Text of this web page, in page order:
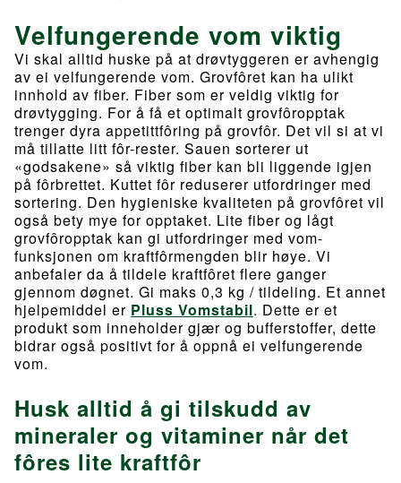
Velfungerende vom viktig
Vi skal alltid huske på at drøvtyggeren er avhengig
av ei velfungerende vom. Grovfôret kan ha ulikt
innhold av fiber. Fiber som er veldig viktig for
drøvtygging. For å få et optimalt grovfôropptak
trenger dyra appetittfôring på grovfôr. Det vil si at vi
må tillatte litt fôr-rester. Sauen sorterer ut
«godsakene» så viktig fiber kan bli liggende igjen
på fôrbrettet. Kuttet fôr reduserer utfordringer med
sortering. Den hygieniske kvaliteten på grovfôret vil
også bety mye for opptaket. Lite fiber og lågt
grovfôropptak kan gi utfordringer med vom-
funksjonen om kraftfôrmengden blir høye. Vi
anbefaler da å tildele kraftfôret flere ganger
gjennom døgnet. Gi maks 0,3 kg / tildeling. Et annet
hjelpemiddel er Pluss Vomstabil. Dette er et
produkt som inneholder gjær og bufferstoffer, dette
bidrar også positivt for å oppnå ei velfungerende
vom.
Husk alltid å gi tilskudd av
mineraler og vitaminer når det
fôres lite kraftfôr